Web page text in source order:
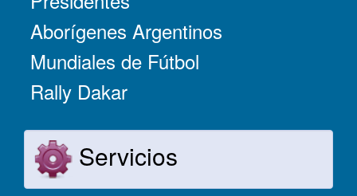
Aborígenes Argentinos
Mundiales de Fútbol
Rally Dakar
Servicios